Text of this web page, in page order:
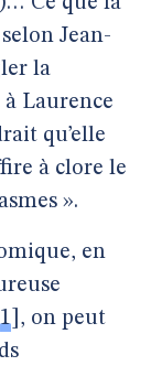
Jean-
la
Laurence
qu’elle
à clore le
».
en
1 , on peut